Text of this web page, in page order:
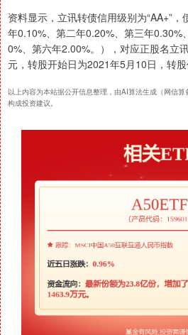
资料显示，立讯转债信用级别为“AA+”
年0.10%、第二年0.20%、第三年0.30%
0%、第六年2.00%。），对应正股名立
元，转股开始日为2021年5月10日，转股
以上内容为本站据公开信息整理，由AI算法生成（网信
构成投资建议。